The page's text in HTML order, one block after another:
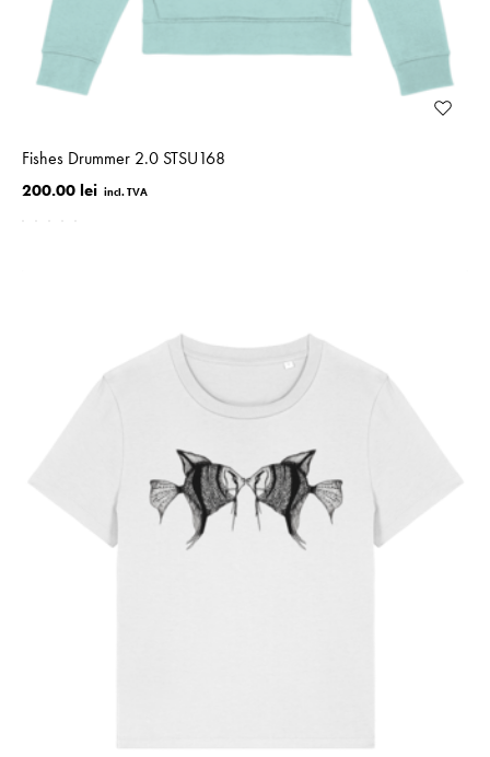
Fishes Drummer 2.0 STSU168
200.00 lei